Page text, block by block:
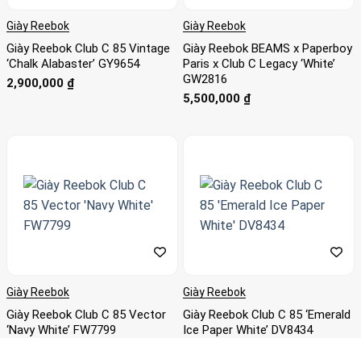
Giày Reebok
Giày Reebok Club C 85 Vintage
‘Chalk Alabaster’ GY9654
2,900,000 ₫
Giày Reebok
Giày Reebok BEAMS x Paperboy
Paris x Club C Legacy ‘White’
GW2816
5,500,000 ₫
Giày Reebok
Giày Reebok Club C 85 Vector
‘Navy White’ FW7799
Giày Reebok
Giày Reebok Club C 85 ‘Emerald
Ice Paper White’ DV8434